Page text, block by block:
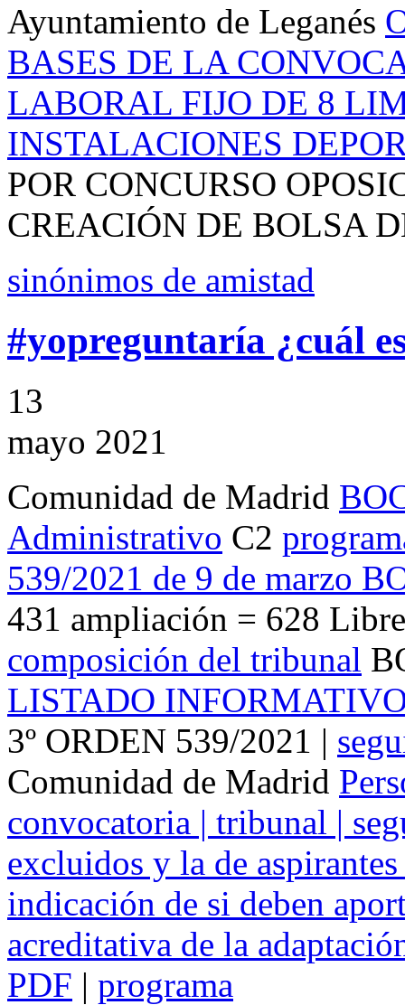
Ayuntamiento de Leganés
BASES DE LA
LABORAL FIJO DE 8
INSTALACIONES
POR CONCURSO
CREACIÓN DE BOLSA
sinónimos de amistad
#yopreguntaría ¿cuál
13
mayo 2021
Comunidad de Madrid
Administrativo C2
539/2021 de 9 de marzo
431 ampliación = 628
composición del tribunal
LISTADO
3º ORDEN 539/2021 |
Comunidad de Madrid
convocatoria | tribunal |
excluidos y la de
indicación de si deben
acreditativa de la
PDF | programa